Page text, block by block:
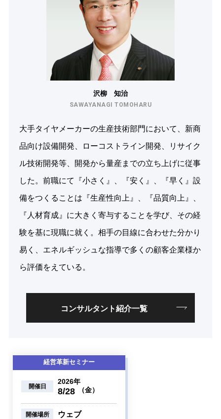
沢柳 知治
SAWAYANAGI TOMOHARU
大手タイヤメーカーの生産技術部門において、新商
品向け設備開発、ローコストライン開発、リサイク
ル技術開発等、開発から量産までの立ち上げに従事
した。前職にて『小さく』、『安く』、『早く』設
備をつくることは『生産性向上』、『品質向上』、
『人材育成』に大きく寄与することを学び、その経
験を基に現職に就く。相手の目線に合わせた分かり
易く、エネルギッシュな指導で多くの顧客企業様か
ら評価をえている。
コンサルタント紹介一覧
経営革新セミナー
開催日
2026年
8/28 （金）
開催場所 ウェブ